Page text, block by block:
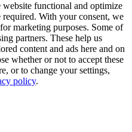
website functional and optimize
required. With your consent, we
marketing purposes. Some of
partners. These help us
content and ads here and on
whether or not to accept these
or to change your settings,
policy.